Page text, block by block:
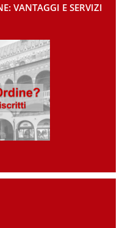
VANTAGGI E SERVIZI